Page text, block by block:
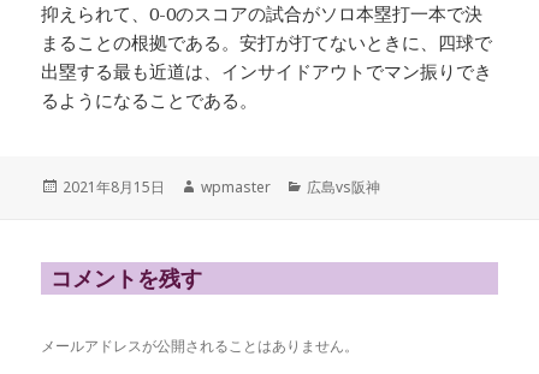
抑えられて、0-0のスコアの試合がソロ本塁打一本で決
まることの根拠である。安打が打てないときに、四球で
出塁する最も近道は、インサイドアウトでマン振りでき
るようになることである。
投
2021年8月15日
作
wpmaster
カ
広島vs阪神
コメントを残す
メールアドレスが公開されることはありません。